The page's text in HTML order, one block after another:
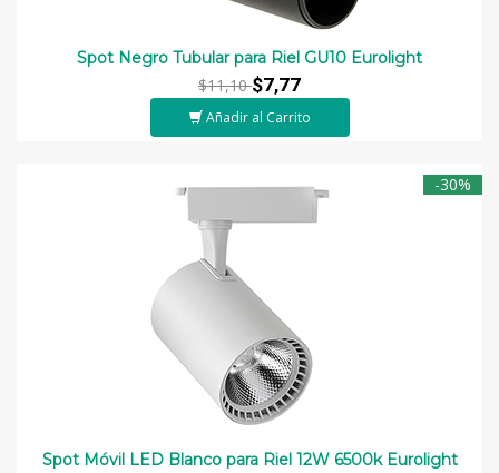
Spot Negro Tubular para Riel GU10 Eurolight
$11,10$7,77
Añadir al Carrito
-30%
Spot Móvil LED Blanco para Riel 12W 6500k Eurolight